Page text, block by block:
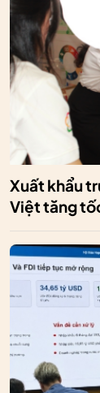
Xuất khẩu
Việt tăng